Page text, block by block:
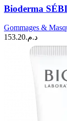
SÉBIUM
GOMMANT
100
ml
Bioderma
Gommages &
د.م.153.20